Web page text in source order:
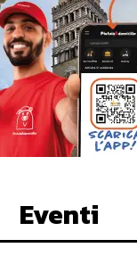
Eventi